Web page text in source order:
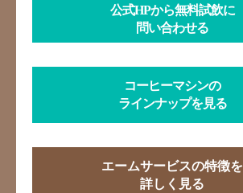
公式HPから無料試飲に
問い合わせる
コーヒーマシンの
ラインナップを見る
エームサービスの特徴を
詳しく見る